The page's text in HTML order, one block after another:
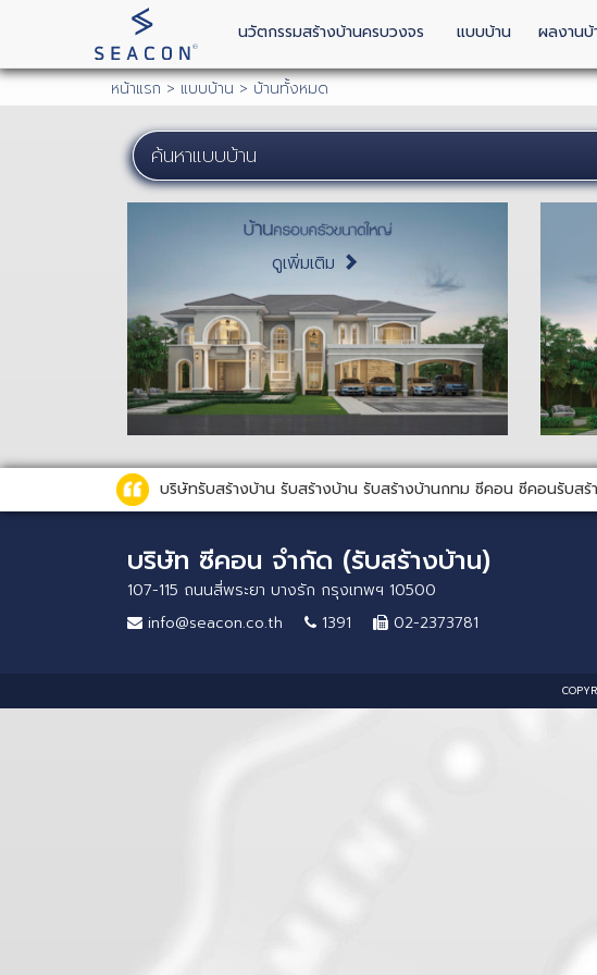
นวัตกรรมสร้างบ้านครบวงจร แบบบ้าน ผลงาน
หน้าแรก > แบบบ้าน > บ้านทั้งหมด
ดูเพิ่มเติม
บริษัทรับสร้างบ้าน รับสร้างบ้าน รับสร้างบ้านกทม ซีคอน ซีคอนรับส
บริษัท ซีคอน จำกัด (รับสร้างบ้าน)
107-115 ถนนสี่พระยา บางรัก กรุงเทพฯ 10500
info@seacon.co.th
1391 02-2373781